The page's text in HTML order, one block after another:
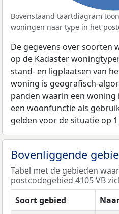
Bovenstaand taartdiagram
woningen naar type in het
De gegevens over soorten
op de Kadaster
stand- en ligplaatsen van
woning is geografisch-
panden waarin een
een woonfunctie als
gelden voor de situatie op
Bovenliggende
Tabel met de gebieden
postcodegebied 4105 VB
Soort gebied